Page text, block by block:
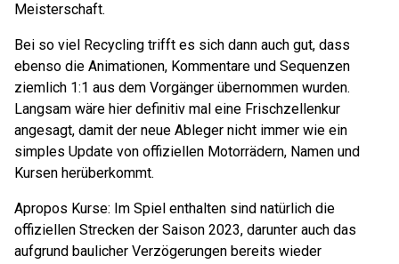
Meisterschaft.
Bei so viel Recycling trifft es sich dann auch gut, dass
ebenso die Animationen, Kommentare und Sequenzen
ziemlich 1:1 aus dem Vorgänger übernommen wurden.
Langsam wäre hier definitiv mal eine Frischzellenkur
angesagt, damit der neue Ableger nicht immer wie ein
simples Update von offiziellen Motorrädern, Namen und
Kursen herüberkommt.
Apropos Kurse: Im Spiel enthalten sind natürlich die
offiziellen Strecken der Saison 2023, darunter auch das
aufgrund baulicher Verzögerungen bereits wieder